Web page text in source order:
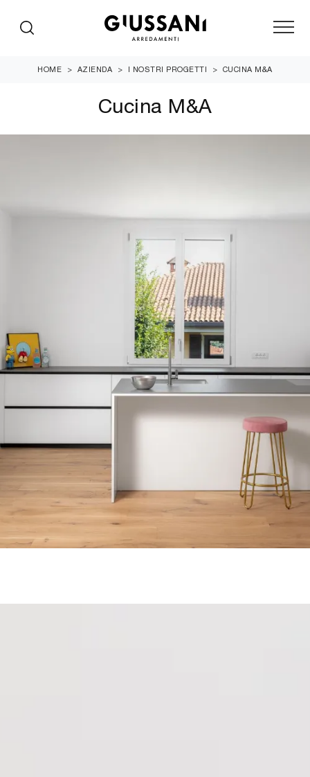
HOME > AZIENDA > I NOSTRI PROGETTI > CUCINA M&A
Cucina M&A